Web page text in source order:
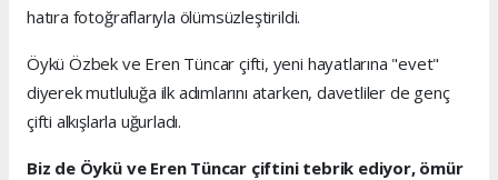
hatıra fotoğraflarıyla ölümsüzleştirildi.
Öykü Özbek ve Eren Tüncar çifti, yeni hayatlarına "evet"
diyerek mutluluğa ilk adımlarını atarken, davetliler de genç
çifti alkışlarla uğurladı.
Biz de Öykü ve Eren Tüncar çiftini tebrik ediyor, ömür